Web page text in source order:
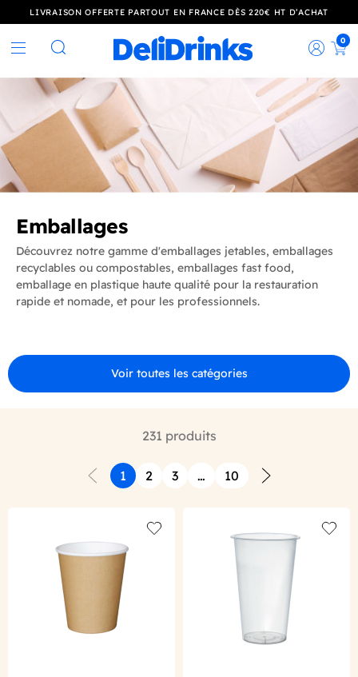
LIVRAISON OFFERTE PARTOUT EN FRANCE DÈS 220€ HT D’ACHAT
Rechercher
0
Emballages
Découvrez notre gamme d'emballages jetables, emballages
recyclables ou compostables, emballages fast food,
emballage en plastique haute qualité pour la restauration
rapide et nomade, et pour les professionnels.
Voir toutes les catégories
Précédent
1 2 3 …
10
231 produits
Add to wishlist